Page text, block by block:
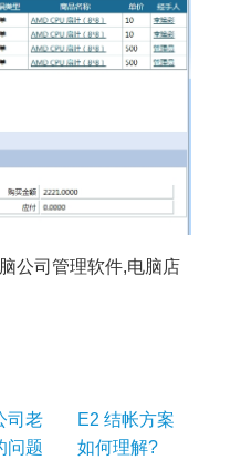
公司管理软件,电脑店
司老
问题
E2 结帐方案
如何理解?